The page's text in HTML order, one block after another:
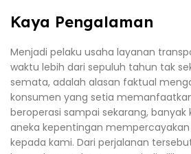
Kaya Pengalaman
Menjadi pelaku usaha layanan
waktu lebih dari sepuluh tahun tak
semata, adalah alasan faktual
konsumen yang setia
beroperasi sampai sekarang,
aneka kepentingan
kepada kami. Dari perjalanan